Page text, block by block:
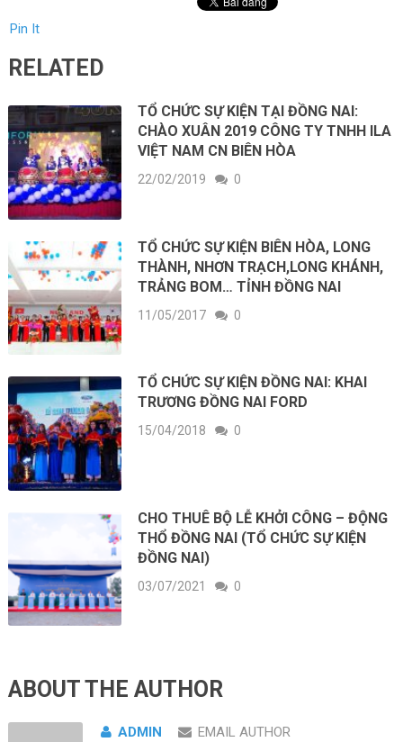
Pin It
RELATED
TỔ CHỨC SỰ KIỆN TẠI ĐỒNG NAI:
CHÀO XUÂN 2019 CÔNG TY TNHH ILA
VIỆT NAM CN BIÊN HÒA
22/02/2019 0
TỔ CHỨC SỰ KIỆN BIÊN HÒA, LONG
THÀNH, NHƠN TRẠCH,LONG KHÁNH,
TRẢNG BOM… TỈNH ĐỒNG NAI
11/05/2017 0
TỔ CHỨC SỰ KIỆN ĐỒNG NAI: KHAI
TRƯƠNG ĐỒNG NAI FORD
15/04/2018 0
CHO THUÊ BỘ LỄ KHỞI CÔNG – ĐỘNG
THỔ ĐỒNG NAI (TỔ CHỨC SỰ KIỆN
ĐỒNG NAI)
03/07/2021 0
ABOUT THE AUTHOR
ADMIN EMAIL AUTHOR